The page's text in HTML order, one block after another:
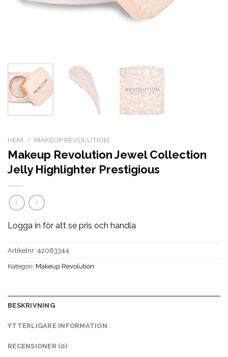
HEM / MAKEUP REVOLUTION
Makeup Revolution Jewel Collection
Jelly Highlighter Prestigious
Logga in för att se pris och handla
Artikelnr: 42063344
Kategori: Makeup Revolution
BESKRIVNING
YTTERLIGARE INFORMATION
RECENSIONER (0)